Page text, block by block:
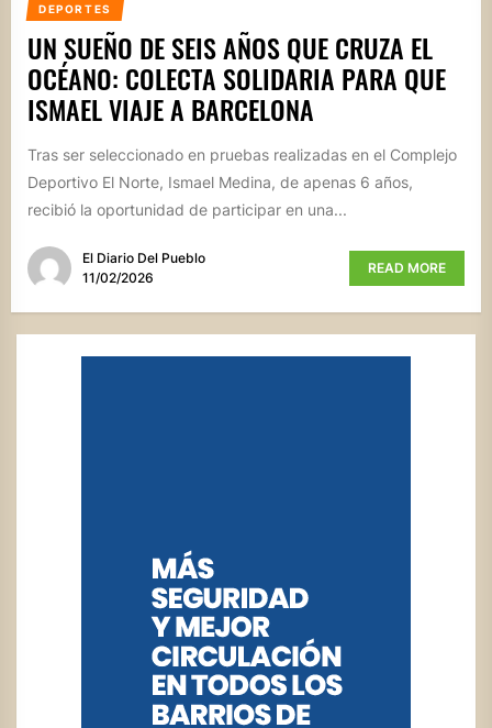
DEPORTES
UN SUEÑO DE SEIS AÑOS QUE CRUZA EL
OCÉANO: COLECTA SOLIDARIA PARA QUE
ISMAEL VIAJE A BARCELONA
Tras ser seleccionado en pruebas realizadas en el Complejo
Deportivo El Norte, Ismael Medina, de apenas 6 años,
recibió la oportunidad de participar en una...
El Diario Del Pueblo
11/02/2026
READ MORE